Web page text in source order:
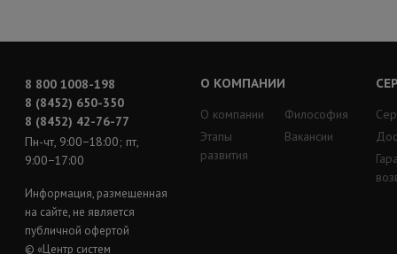
8 800 1008-198
8 (8452) 650-350
8 (8452) 42-76-77
Пн-чт, 9:00−18:00; пт,
9:00−17:00
Информация, размещенная
на сайте, не является
публичной офертой
© «Центр систем
О КОМПАНИИ
О компании
Этапы
развития
Философия
Вакансии